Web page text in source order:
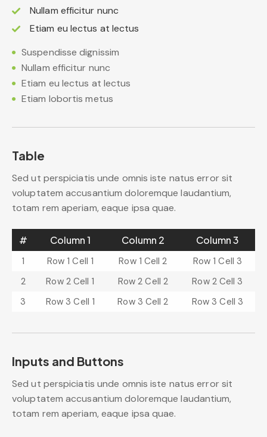
Nullam efficitur nunc
Etiam eu lectus at lectus
Suspendisse dignissim
Nullam efficitur nunc
Etiam eu lectus at lectus
Etiam lobortis metus
Table
Sed ut perspiciatis unde omnis iste natus error sit
voluptatem accusantium doloremque laudantium,
totam rem aperiam, eaque ipsa quae.
# Column 1 Column 2 Column 3
1 Row 1 Cell 1 Row 1 Cell 2
Row 1 Cell 3
2
Row 2 Cell 1 Row 2 Cell 2
Row 2 Cell 3
3
Row 3 Cell 1 Row 3 Cell 2 Row 3 Cell 3
Inputs and Buttons
Sed ut perspiciatis unde omnis iste natus error sit
voluptatem accusantium doloremque laudantium,
totam rem aperiam, eaque ipsa quae.